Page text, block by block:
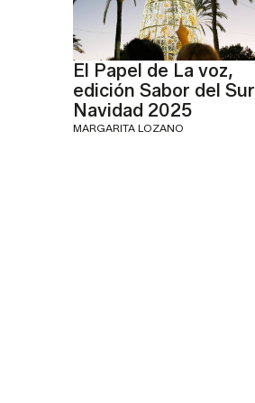
El Papel de La voz,
edición Sabor del Sur
Navidad 2025
MARGARITA LOZANO